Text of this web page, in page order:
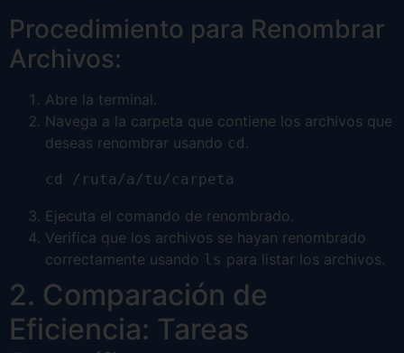
Procedimiento para Renombrar
Archivos:
Abre la terminal.
Navega a la carpeta que contiene los archivos que
deseas renombrar usando cd .
cd /ruta/a/tu/carpeta
Ejecuta el comando de renombrado.
Verifica que los archivos se hayan renombrado
correctamente usando ls para listar los archivos.
2. Comparación de
Eficiencia: Tareas